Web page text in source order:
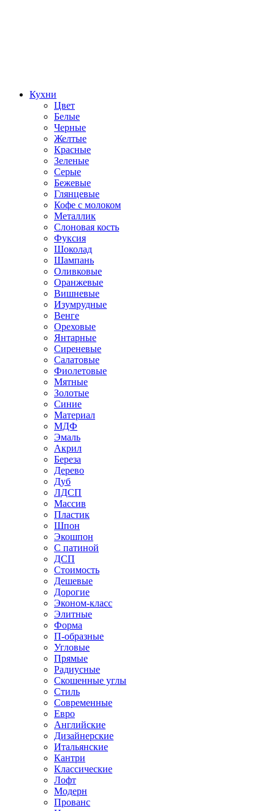
Кухни
Цвет
Белые
Черные
Желтые
Красные
Зеленые
Серые
Бежевые
Глянцевые
Кофе с молоком
Металлик
Слоновая кость
Фуксия
Шоколад
Шампань
Оливковые
Оранжевые
Вишневые
Изумрудные
Венге
Ореховые
Янтарные
Сиреневые
Салатовые
Фиолетовые
Мятные
Золотые
Синие
Материал
МДФ
Эмаль
Акрил
Береза
Дерево
Дуб
ЛДСП
Массив
Пластик
Шпон
Экошпон
С патиной
ДСП
Стоимость
Дешевые
Дорогие
Эконом-класс
Элитные
Форма
П-образные
Угловые
Прямые
Радиусные
Скошенные углы
Стиль
Современные
Евро
Английские
Дизайнерские
Итальянские
Кантри
Классические
Лофт
Модерн
Прованс